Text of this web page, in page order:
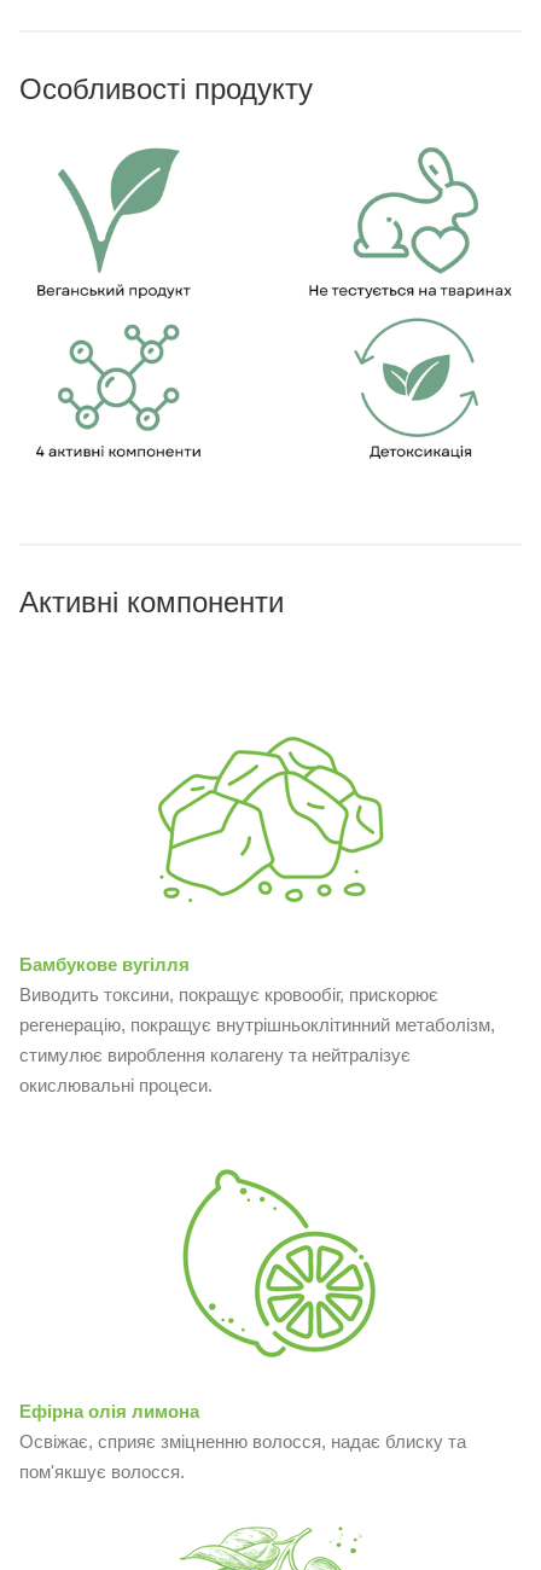
Особливості продукту
Активні компоненти
Бамбукове вугілля
Виводить токсини, покращує кровообіг, прискорює
регенерацію, покращує внутрішньоклітинний метаболізм,
стимулює вироблення колагену та нейтралізує
окислювальні процеси.
Ефірна олія лимона
Освіжає, сприяє зміцненню волосся, надає блиску та
пом'якшує волосся.